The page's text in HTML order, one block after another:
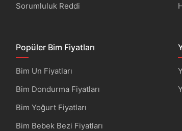
Sorumluluk Reddi
Popüler Bim Fiyatları
Bim Un Fiyatları
Bim Dondurma Fiyatları
Bim Yoğurt Fiyatları
Bim Bebek Bezi Fiyatları